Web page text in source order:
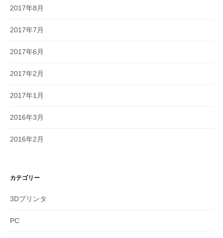
2017年8月
2017年7月
2017年6月
2017年2月
2017年1月
2016年3月
2016年2月
カテゴリー
3Dプリンタ
PC